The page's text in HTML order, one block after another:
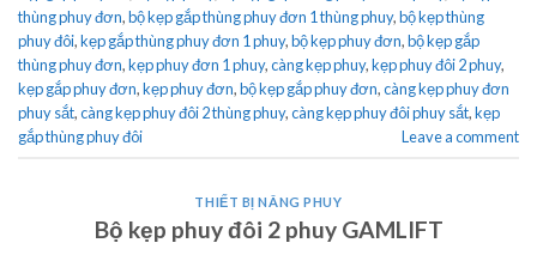
thùng phuy đơn,bộ kẹp gắp thùng phuy đơn 1 thùng phuy,bộ kẹp thùng
phuy đôi,kẹp gắp thùng phuy đơn 1 phuy,bộ kẹp phuy đơn,bộ kẹp gắp
thùng phuy đơn,kẹp phuy đơn 1 phuy,càng kẹp phuy,kẹp phuy đôi 2 phuy,
kẹp gắp phuy đơn,kẹp phuy đơn,bộ kẹp gắp phuy đơn,càng kẹp phuy đơn
phuy sắt,càng kẹp phuy đôi 2 thùng phuy,càng kẹp phuy đôi phuy sắt,kẹp
gắp thùng phuy đôi
Leave a comment
THIẾT BỊ NÂNG PHUY
Bộ kẹp phuy đôi 2 phuy GAMLIFT